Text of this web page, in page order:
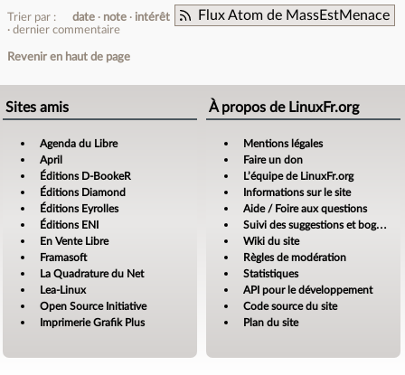
Flux Atom de MassEstMenace
Trier par : date note
intérêt
dernier commentaire
Revenir en haut de page
Sites amis
Agenda du Libre
April
Éditions D-BookeR
Éditions Diamond
Éditions Eyrolles
Éditions ENI
En Vente Libre
Framasoft
La Quadrature du Net
Lea-Linux
Open Source Initiative
Imprimerie Grafik Plus
À propos de LinuxFr.org
Mentions légales
Faire un don
L’équipe de LinuxFr.org
Informations sur le site
Aide / Foire aux questions
Suivi des suggestions et bogues
Wiki du site
Règles de modération
Statistiques
API pour le développement
Code source du site
Plan du site